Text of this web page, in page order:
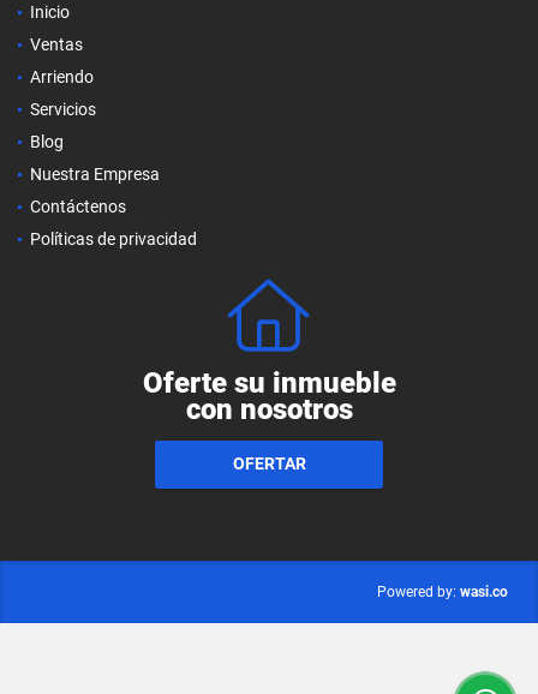
Inicio
Ventas
Arriendo
Servicios
Blog
Nuestra Empresa
Contáctenos
Políticas de privacidad
Oferte su inmueble
con nosotros
OFERTAR
Powered by: wasi.co